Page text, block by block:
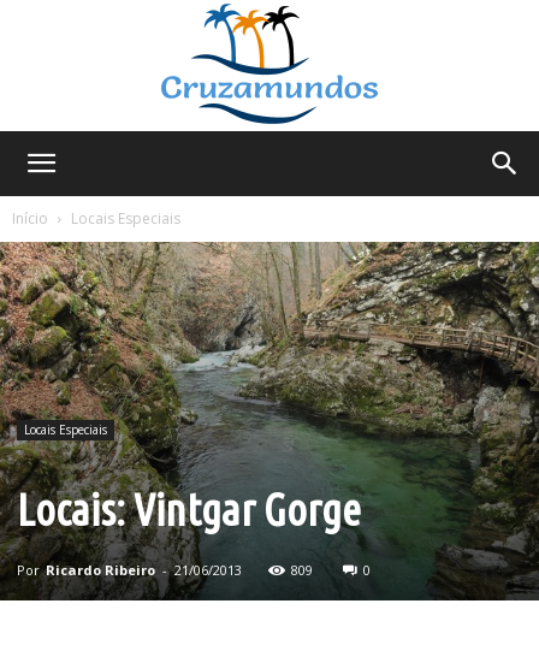
Início
Locais Especiais
Locais Especiais
Locais: Vintgar Gorge
Por Ricardo Ribeiro - 21/06/2013 809 0